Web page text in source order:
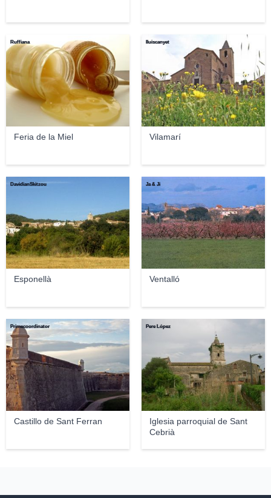
Feria de la Miel
Ruffiana
Vilamarí
lluiscanyet
Esponellà
DavidianSkitzou
Ventalló
Ja & Ji
Castillo de Sant Ferran
Primecoordinator
Iglesia parroquial de Sant
Cebrià
Pere López